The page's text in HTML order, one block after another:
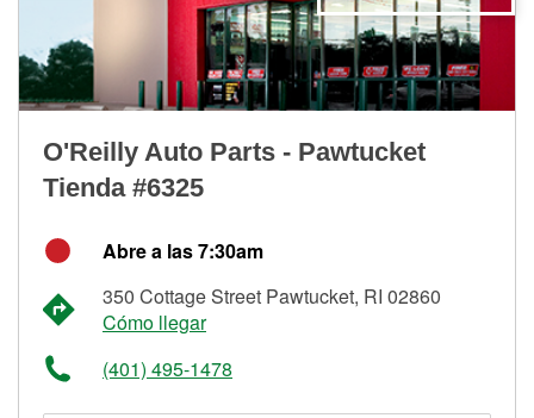
O'Reilly Auto Parts - Pawtucket
Tienda #6325
Abre a las 7:30am
350 Cottage Street Pawtucket, RI 02860
Cómo llegar
(401) 495-1478